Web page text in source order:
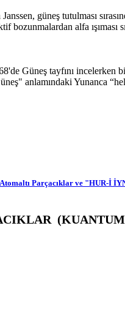
güneş tutulması
alfa ışıması
Güneş tayfını incelerken
anlamındaki Yunanca
Atomaltı Parçacıklar ve "HUR-İ